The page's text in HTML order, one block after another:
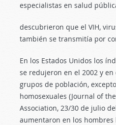
especialistas en salud
descubrieron que el VIH,
también se transmitía por
En los Estados Unidos los
se redujeron en el 2002 y
grupos de población,
homosexuales (Journal of
Association, 23/30 de julio
aumentaron en los hombres